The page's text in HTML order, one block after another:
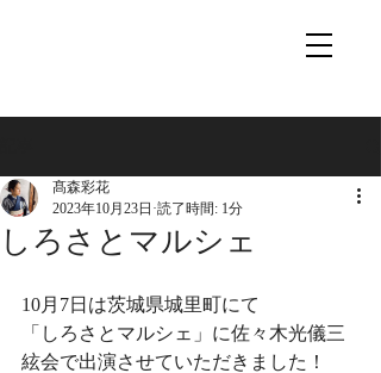
しろさとマルシェ
髙森彩花
2023年10月23日 読了時間: 1分
10月7日は茨城県城里町にて
「しろさとマルシェ」に佐々木光儀三
絃会で出演させていただきました！